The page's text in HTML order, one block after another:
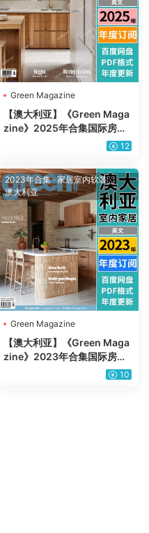
Green Magazine
【澳大利亚】《Green Maga
zine》2025年合集国际房屋
花园住宅别墅环境设计项目案
12
2023年合集·家居室内软装·
澳大利亚
Green Magazine
【澳大利亚】《Green Maga
zine》2023年合集国际房屋
花园住宅别墅环境设计项目案
10